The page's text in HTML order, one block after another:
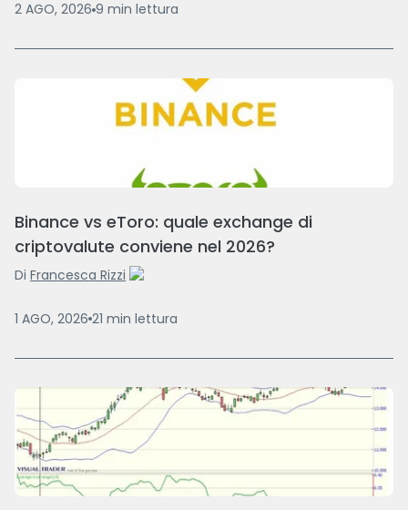
2 AGO, 2026 9 min lettura
Binance vs eToro: quale exchange di
criptovalute conviene nel 2026?
Di Francesca Rizzi
1 AGO, 2026 21 min lettura